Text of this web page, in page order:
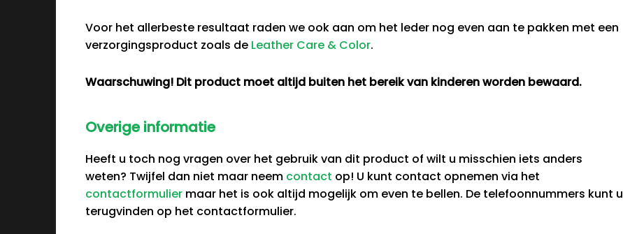
Voor het allerbeste resultaat raden we ook aan om het leder nog even aan te pakken met een
verzorgingsproduct zoals de Leather Care & Color.
Waarschuwing! Dit product moet altijd buiten het bereik van kinderen worden bewaard.
Overige informatie
Heeft u toch nog vragen over het gebruik van dit product of wilt u misschien iets anders
weten? Twijfel dan niet maar neem contact op! U kunt contact opnemen via het
contactformuliermaar het is ook altijd mogelijk om even te bellen. De telefoonnummers kunt u
terugvinden op het contactformulier.